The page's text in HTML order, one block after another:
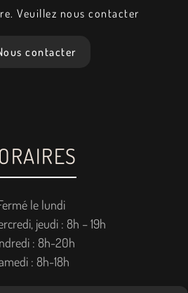
Veuillez nous contacter
contacter
le lundi
jeudi : 8h – 19h
: 8h-20h
: 8h-18h